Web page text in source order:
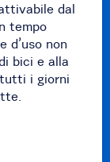
dal
tempo
d’uso non
bici e alla
i giorni